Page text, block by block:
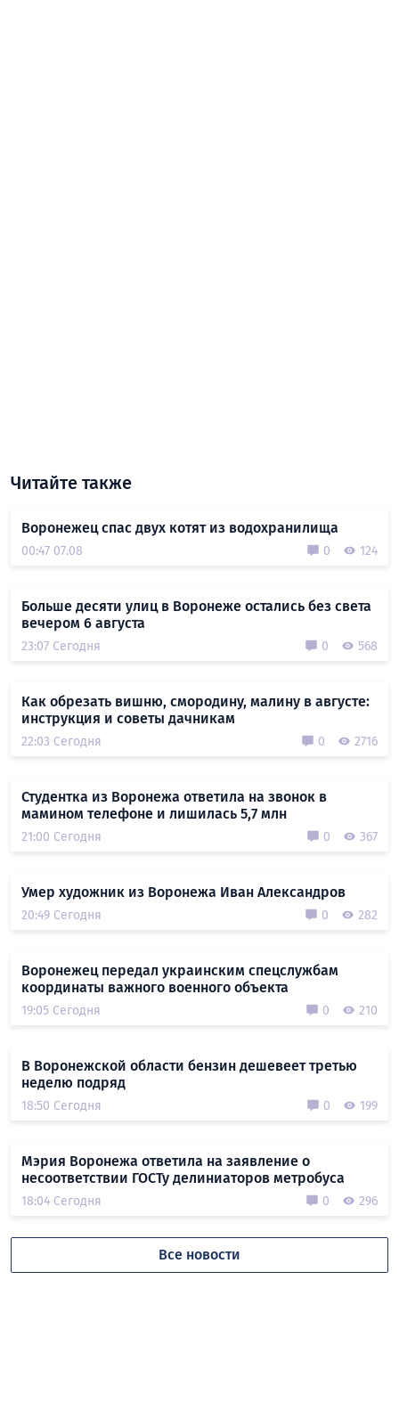
Читайте также
Воронежец спас двух котят из водохранилища
00:47 07.08 0 124
Больше десяти улиц в Воронеже остались без света
вечером 6 августа
23:07 Сегодня 0 568
Как обрезать вишню, смородину, малину в августе:
инструкция и советы дачникам
22:03 Сегодня 0 2716
Студентка из Воронежа ответила на звонок в
мамином телефоне и лишилась 5,7 млн
21:00 Сегодня 0 367
Умер художник из Воронежа Иван Александров
20:49 Сегодня 0 282
Воронежец передал украинским спецслужбам
координаты важного военного объекта
19:05 Сегодня 0 210
В Воронежской области бензин дешевеет третью
неделю подряд
18:50 Сегодня 0 199
Мэрия Воронежа ответила на заявление о
несоответствии ГОСТу делиниаторов метробуса
18:04 Сегодня 0 296
Все новости